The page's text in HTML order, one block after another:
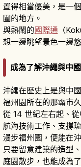
置得相當優美，是一
圍的地方。
與熱鬧的國際通 （
想一邊眺望景色一邊
成為了解沖繩與中
沖繩在歷史上是與中
福州園所在的那霸市
從 14 世紀左右起、
航海技術工作、支撐
漫步福州園，便能在
只要留意建築的造型
庭園散步，也能成為